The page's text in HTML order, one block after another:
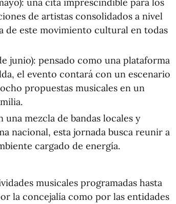
de artistas consolidados a nivel
de este movimiento cultural en todas
junio): pensado como una plataforma
el evento contará con un escenario
propuestas musicales en un
una mezcla de bandas locales y
nacional, esta jornada busca reunir a
cargado de energía.
musicales programadas hasta
la concejalía como por las entidades